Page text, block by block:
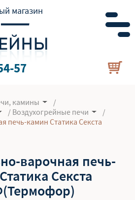
магазин
57
камины
/
/ Воздухогрейные печи
/
печь-камин Статика Секста
варочная печь-
Секста